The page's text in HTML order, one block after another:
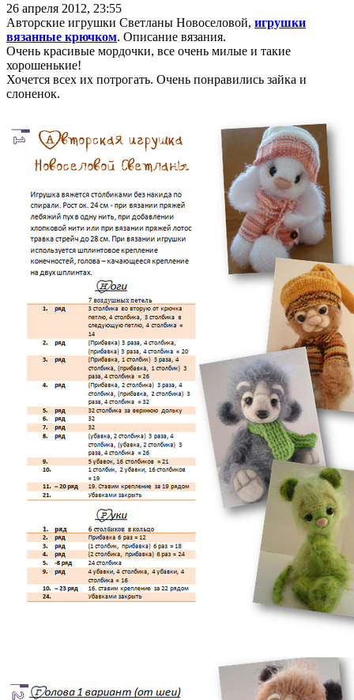
26 апреля 2012, 23:55
Авторские игрушки Светланы Новоселовой, игрушки
вязанные крючком. Описание вязания.
Очень красивые мордочки, все очень милые и такие
хорошенькие!
Хочется всех их потрогать. Очень понравились зайка и
слоненок.